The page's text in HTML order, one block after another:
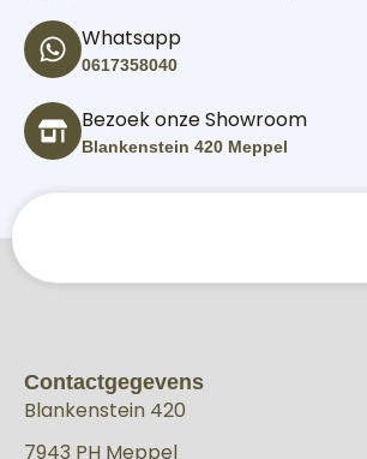
Whatsapp
0617358040
Bezoek onze Showroom
Blankenstein 420 Meppel
Contactgegevens
Blankenstein 420
7943 PH Meppel